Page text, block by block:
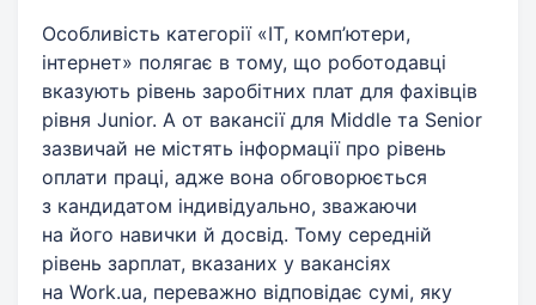
Особливість категорії «ІТ, комп’ютери,
інтернет» полягає в тому, що роботодавці
вказують рівень заробітних плат для фахівців
рівня Junior. А от вакансії для Middle та Senior
зазвичай не містять інформації про рівень
оплати праці, адже вона обговорюється
з кандидатом індивідуально, зважаючи
на його навички й досвід. Тому середній
рівень зарплат, вказаних у вакансіях
на Work.ua, переважно відповідає сумі, яку